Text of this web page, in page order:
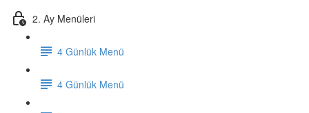
2. Ay Menüleri
4 Günlük Menü
4 Günlük Menü